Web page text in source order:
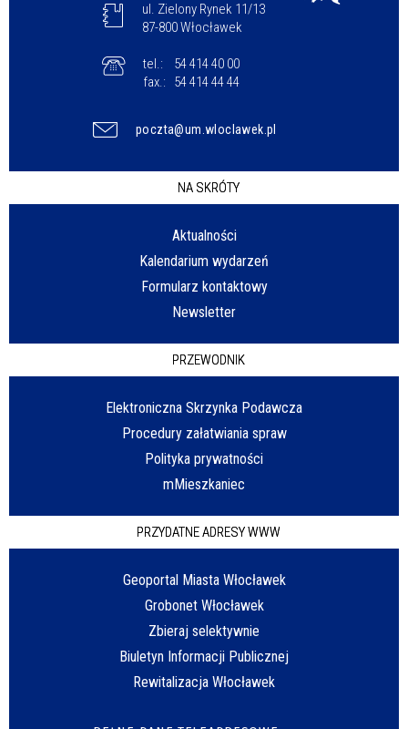
ul. Zielony Rynek 11/13
87-800 Włocławek
tel.:
54 414 40 00
fax.:
54 414 44 44
poczta@um.wloclawek.pl
NA SKRÓTY
Aktualności
Kalendarium wydarzeń
Formularz kontaktowy
Newsletter
PRZEWODNIK
Elektroniczna Skrzynka Podawcza
Procedury załatwiania spraw
Polityka prywatności
mMieszkaniec
PRZYDATNE ADRESY WWW
Geoportal Miasta Włocławek
Grobonet Włocławek
Zbieraj selektywnie
Biuletyn Informacji Publicznej
Rewitalizacja Włocławek